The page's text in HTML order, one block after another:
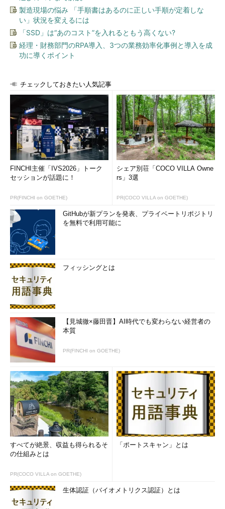
製造現場の悩み 「手順書はあるのに正しい手順が定着しな
い」状況を変えるには
「SSD」は“あのコスト”を入れるともう高くない?
経理・財務部門のRPA導入、3つの業務効率化事例と導入を成
功に導くポイント
チェックしておきたい人気記事
FINCHI主催「IVS2026」トーク
セッションが話題に！
PR(FINCHI on GOETHE)
シェア別荘「COCO VILLA Owne
rs」3選
PR(COCO VILLA on GOETHE)
GitHubが新プランを発表、プライベートリポジトリ
を無料で利用可能に
フィッシングとは
【見城徹×藤田晋】AI時代でも変わらない経営者の
本質
PR(FINCHI on GOETHE)
すべてが絶景、収益も得られるそ
の仕組みとは
PR(COCO VILLA on GOETHE)
「ポートスキャン」とは
生体認証（バイオメトリクス認証）とは